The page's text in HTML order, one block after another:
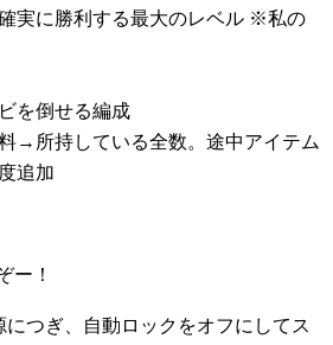
実に勝利する最大のレベル ※私の
を倒せる編成
→所持している全数。途中アイテム
追加
ー！
つぎ、自動ロックをオフにしてス